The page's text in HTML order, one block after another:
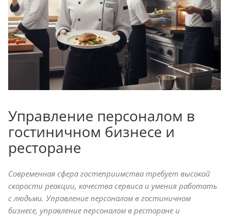
Управление персоналом в
гостиничном бизнесе и
ресторане
Современная сфера гостеприимства требует высокой
скорости реакции, качества сервиса и умения работать
с людьми. Управление персоналом в гостиничном
бизнесе, управление персоналом в ресторане и